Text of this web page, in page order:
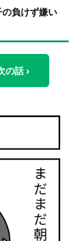
負けず嫌い
の話 ›